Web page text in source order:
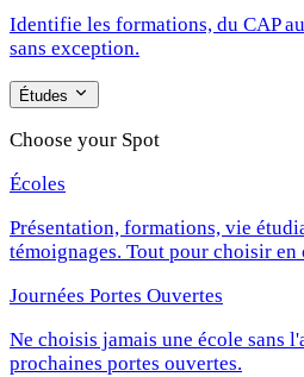
Identifie les formations, du CAP
sans exception.
Études
Choose your Spot
Écoles
Présentation, formations, vie
témoignages. Tout pour choisir en
Journées Portes Ouvertes
Ne choisis jamais une école sans
prochaines portes ouvertes.